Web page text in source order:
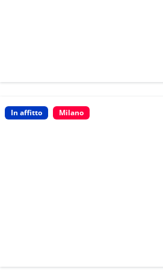
In affitto Milano